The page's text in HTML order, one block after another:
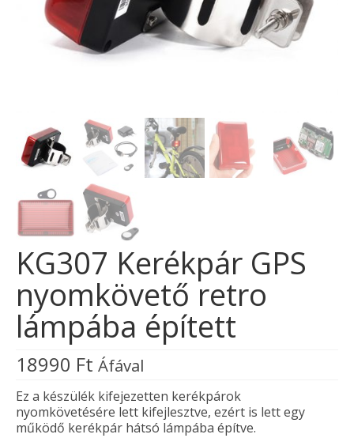
KG307 Kerékpár GPS
nyomkövető retro
lámpába épített
18990 Ft Áfával
Ez a készülék kifejezetten kerékpárok
nyomkövetésére lett kifejlesztve, ezért is lett egy
működő kerékpár hátsó lámpába építve.